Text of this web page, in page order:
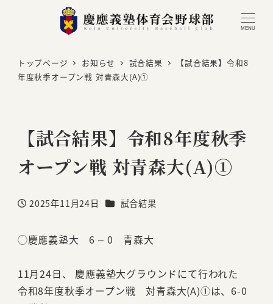
MENU
トップページ お知らせ 試合結果
【試合結果】令和8
年度秋季オープン戦 対青森大(A)①
【試合結果】令和8年度秋季
オープン戦 対青森大(A)①
投稿日
2025年11月24日 カテゴリー
試合結果
◯慶應義塾大 6 – 0 青森大
11月24日、 慶應義塾大グラウンドにて行われた
令和8年度秋季オープン戦 対青森大(A)①は、6-0